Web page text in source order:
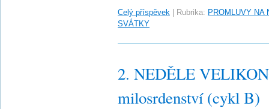
Celý příspěvek Rubrika: PROMLUVY NA
SVÁTKY
2. NEDĚLE
milosrdenství (cykl B)